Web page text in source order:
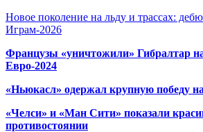
Новое поколение на льду и трассах:
Играм-2026
Французы «уничтожили» Гибралтар
Евро-2024
«Ньюкасл» одержал крупную победу
«Челси» и «Ман Сити» показали
противостоянии